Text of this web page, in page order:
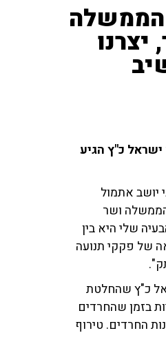
הממשלה
כ"ץ הגיע
יושב אתמול
ושר
שלי היא בין
של פקקי תנועה
כ"ץ שהחלטת
בזמן שהחרדים
החרדים. טירוף